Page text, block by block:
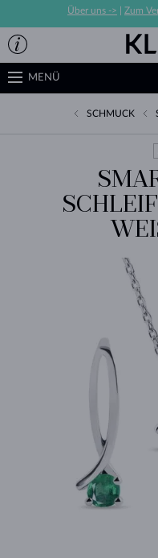
Über uns -> Zum
MENÜ
SCHMUCK